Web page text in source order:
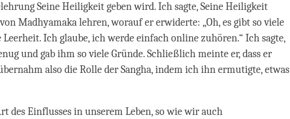
Seine Heiligkeit geben wird. Ich sagte, Seine Heiligkeit
Madhyamaka lehren, worauf er erwiderte: „Oh, es gibt so viele
Ich glaube, ich werde einfach online zuhören.“ Ich sagte,
und gab ihm so viele Gründe. Schließlich meinte er, dass er
also die Rolle der Sangha, indem ich ihn ermutigte, etwas
des Einflusses in unserem Leben, so wie wir auch